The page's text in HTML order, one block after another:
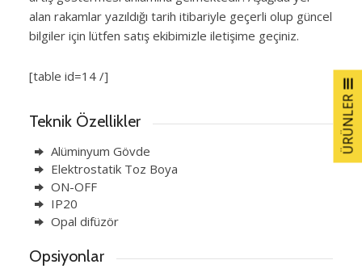
alan rakamlar yazıldığı tarih itibariyle geçerli olup güncel
bilgiler için lütfen satış ekibimizle iletişime geçiniz.
[table id=14 /]
Teknik Özellikler
Alüminyum Gövde
Elektrostatik Toz Boya
ON-OFF
IP20
Opal difüzör
Opsiyonlar
ÜRÜNLER